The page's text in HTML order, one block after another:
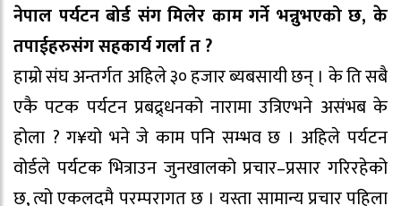
नेपाल पर्यटन बोर्ड संग मिलेर काम गर्ने भन्नुभएको छ, के
तपाईहरुसंग सहकार्य गर्ला त ?
हाम्रो संघ अन्तर्गत अहिले ३० हजार ब्यबसायी छन् । के ति सबै
एकै पटक पर्यटन प्रबद्र्धनको नारामा उत्रिएभने असंभब के
होला ? ग¥यो भने जे काम पनि सम्भव छ । अहिले पर्यटन
वोर्डले पर्यटक भित्राउन जुनखालको प्रचार–प्रसार गरिरहेको
छ, त्यो एकलदमै परम्परागत छ । यस्ता सामान्य प्रचार पहिला